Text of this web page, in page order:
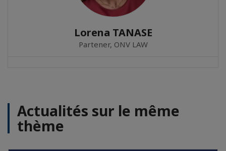
Lorena TANASE
Partener, ONV LAW
Actualités sur le même
thème